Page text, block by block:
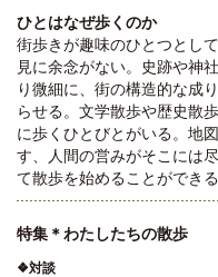
ひとはなぜ歩くのか
街歩きが趣味のひとつとし
見に余念がない。史跡や神
り微細に、街の構造的な成
らせる。文学散歩や歴史散
に歩くひとびとがいる。地
す、人間の営みがそこには
て散歩を始めることができる
特集＊わたしたちの散歩
❖対談